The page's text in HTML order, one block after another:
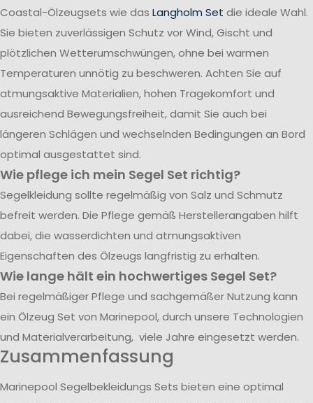
Coastal-Ölzeugsets wie das Langholm Set die ideale Wahl.
Sie bieten zuverlässigen Schutz vor Wind, Gischt und
plötzlichen Wetterumschwüngen, ohne bei warmen
Temperaturen unnötig zu beschweren. Achten Sie auf
atmungsaktive Materialien, hohen Tragekomfort und
ausreichend Bewegungsfreiheit, damit Sie auch bei
längeren Schlägen und wechselnden Bedingungen an Bord
optimal ausgestattet sind.
Wie pflege ich mein Segel Set richtig?
Segelkleidung sollte regelmäßig von Salz und Schmutz
befreit werden. Die Pflege gemäß Herstellerangaben hilft
dabei, die wasserdichten und atmungsaktiven
Eigenschaften des Ölzeugs langfristig zu erhalten.
Wie lange hält ein hochwertiges Segel Set?
Bei regelmäßiger Pflege und sachgemäßer Nutzung kann
ein Ölzeug Set von Marinepool, durch unsere Technologien
und Materialverarbeitung, viele Jahre eingesetzt werden.
Zusammenfassung
Marinepool Segelbekleidungs Sets bieten eine optimal